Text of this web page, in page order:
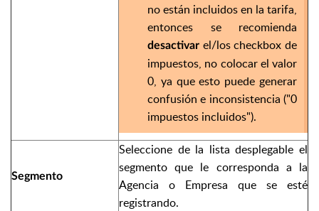
no están incluidos en la tarifa,
entonces se recomienda
desactivar el/los checkbox de
impuestos, no colocar el valor
0, ya que esto puede generar
confusión e inconsistencia ("0
impuestos incluidos").
Segmento
Seleccione de la lista desplegable el
segmento que le corresponda a la
Agencia o Empresa que se esté
registrando.